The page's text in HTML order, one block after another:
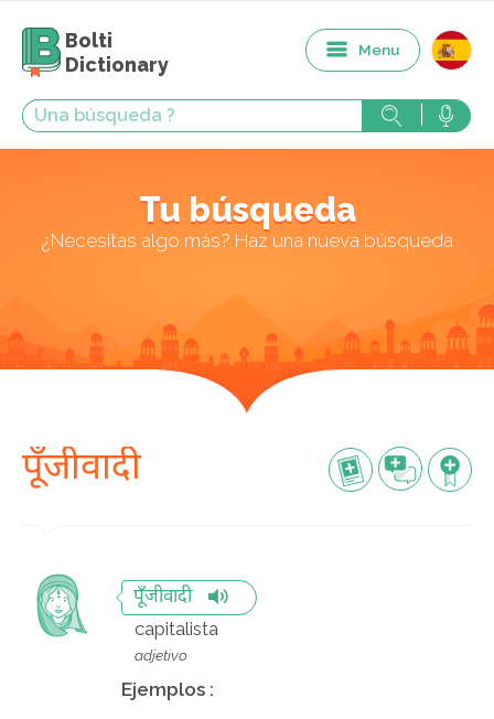
Bolti
Dictionary
Menu
Tu búsqueda
¿Necesitas algo más? Haz una nueva búsqueda
पूँजीवादी
पूँजीवादी
capitalista
adjetivo
Ejemplos :